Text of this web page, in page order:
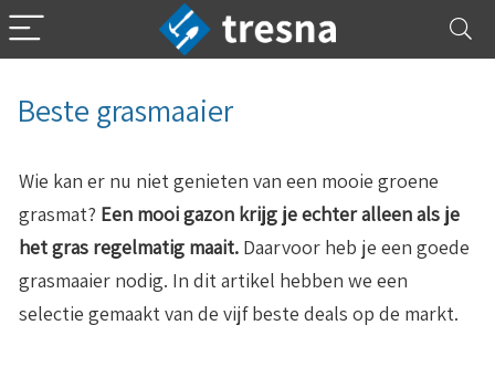
Beste grasmaaier
Wie kan er nu niet genieten van een mooie groene
grasmat? Een mooi gazon krijg je echter alleen als je
het gras regelmatig maait. Daarvoor heb je een goede
grasmaaier nodig. In dit artikel hebben we een
selectie gemaakt van de vijf beste deals op de markt.